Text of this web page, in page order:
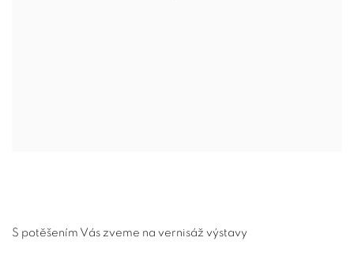
S potěšením Vás zveme na vernisáž výstavy